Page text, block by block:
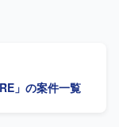
、プリンター
・ツールも利用
求める
にコミュニケ
る方を歓迎いた
」の案件一覧